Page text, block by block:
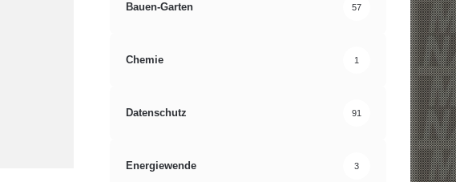
Bauen-Garten 57
Chemie 1
Datenschutz 91
Energiewende 3